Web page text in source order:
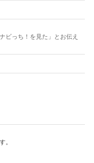
ビっち！を見た」とお伝え
。